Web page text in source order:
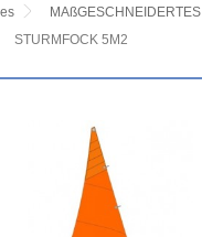
STURMFOCK 5M2